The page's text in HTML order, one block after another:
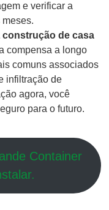
e verificar a
construção de casa
compensa a longo
comuns associados
infiltração de
agora, você
para o futuro.
Container